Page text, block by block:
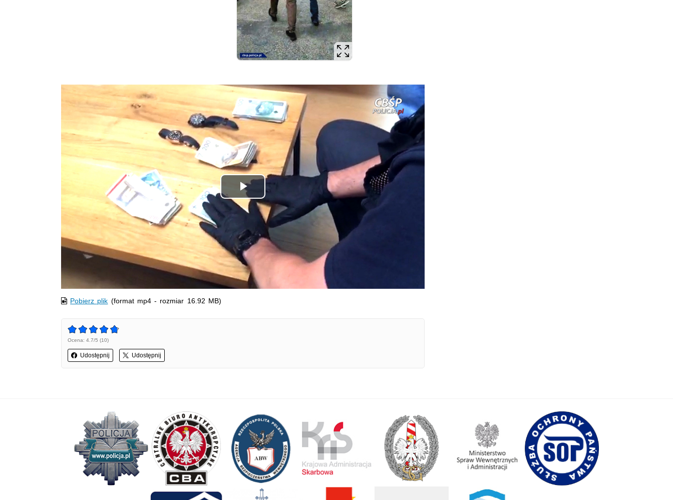
Odtwórz
wideo
Pobierz plik (format mp4 - rozmiar 16.92 MB)
Ocena: 4.7/5 (10)
Udostępnij Udostępnij